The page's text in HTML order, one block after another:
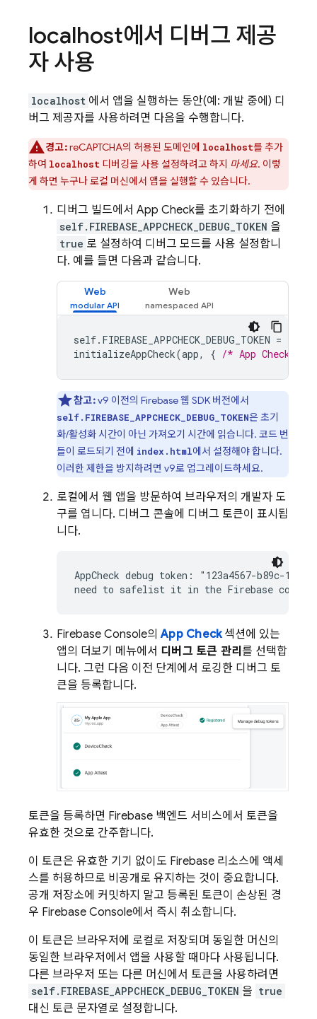
localhost에서 디버그 제공
자 사용
localhost 에서 앱을 실행하는 동안(예: 개발 중에) 디
버그 제공자를 사용하려면 다음을 수행합니다.
경고:reCAPTCHA의 허용된 도메인에 localhost를 추가
하여 localhost 디버깅을 사용 설정하려고 하지 마세요. 이렇
게 하면 누구나 로컬 머신에서 앱을 실행할 수 있습니다.
디버그 빌드에서 App Check를 초기화하기 전에
self.FIREBASE_APPCHECK_DEBUG_TOKEN 을
true 로 설정하여 디버그 모드를 사용 설정합니
다. 예를 들면 다음과 같습니다.
Web Web
self. FIREBASE_APPCHECK_DEBUG_TOKEN =
initializeAppCheck(app, { /* App Check
참고:v9 이전의 Firebase 웹 SDK 버전에서
self.FIREBASE_APPCHECK_DEBUG_TOKEN은 초기
화/활성화 시간이 아닌 가져오기 시간에 읽습니다. 코드 번
들이 로드되기 전에 index.html에서 설정해야 합니다.
이러한 제한을 방지하려면 v9로 업그레이드하세요.
로컬에서 웹 앱을 방문하여 브라우저의 개발자 도
구를 엽니다. 디버그 콘솔에 디버그 토큰이 표시됩
니다.
AppCheck debug token: "123a4567-b89c-
need to safelist it in the Firebase
Firebase Console의App Check섹션에 있는
앱의 더보기 메뉴에서 디버그 토큰 관리를 선택합
니다. 그런 다음 이전 단계에서 로깅한 디버그 토
큰을 등록합니다.
토큰을 등록하면 Firebase 백엔드 서비스에서 토큰을
유효한 것으로 간주합니다.
이 토큰은 유효한 기기 없이도 Firebase 리소스에 액세
스를 허용하므로 비공개로 유지하는 것이 중요합니다.
공개 저장소에 커밋하지 말고 등록된 토큰이 손상된 경
우 Firebase Console에서 즉시 취소합니다.
이 토큰은 브라우저에 로컬로 저장되며 동일한 머신의
동일한 브라우저에서 앱을 사용할 때마다 사용됩니다.
다른 브라우저 또는 다른 머신에서 토큰을 사용하려면
self.FIREBASE_APPCHECK_DEBUG_TOKEN 을 true
대신 토큰 문자열로 설정합니다.